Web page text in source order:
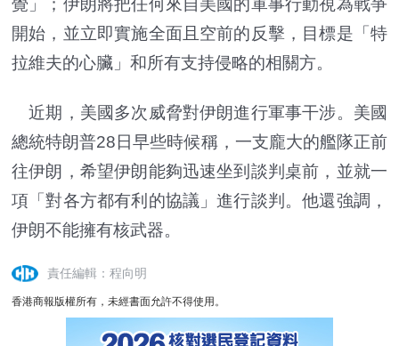
開始，並立即實施全面且空前的反擊，目標是「特
拉維夫的心臟」和所有支持侵略的相關方。
近期，美國多次威脅對伊朗進行軍事干涉。美國
總統特朗普28日早些時候稱，一支龐大的艦隊正前
往伊朗，希望伊朗能夠迅速坐到談判桌前，並就一
項「對各方都有利的協議」進行談判。他還強調，
伊朗不能擁有核武器。
責任編輯：程向明
香港商報版權所有，未經書面允許不得使用。